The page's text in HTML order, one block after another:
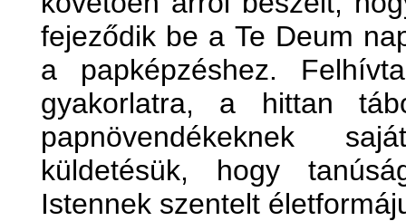
fejeződik be a Te Deum
a papképzéshez.
gyakorlatra, a hittan
papnövendékeknek
küldetésük, hogy
Istennek szentelt